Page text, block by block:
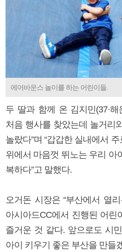
에어바운스 놀이를 하는 어린이들.
두 딸과 함께 온 김지민(37·
처음 행사를 찾았는데 놀거리
놀랐다”며 “갑갑한 실내에서
위에서 마음껏 뛰노는 우리 아
복하다”고 말했다.
오거돈 시장은 “부산에서 열
아시아드CC에서 진행된 어린
즐거운 것 같다. 앞으로도 시
아이 키우기 좋은 부산을 만들